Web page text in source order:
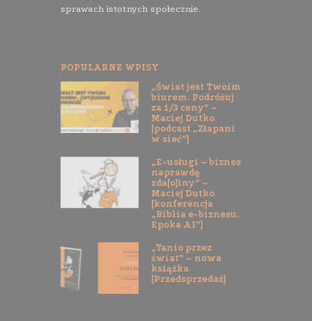
sprawach istotnych społecznie.
POPULARNE WPISY
„Świat jest Twoim
biurem. Podróżuj
za 1/3 ceny” –
Maciej Dutko
[podcast „Złapani
w sieć”]
„E-usługi – biznes
naprawdę
zda[o]lny” –
Maciej Dutko
[konferencja
„Biblia e-biznesu.
Epoka AI”]
„Tanio przez
świat” – nowa
książka
[Przedsprzedaż]